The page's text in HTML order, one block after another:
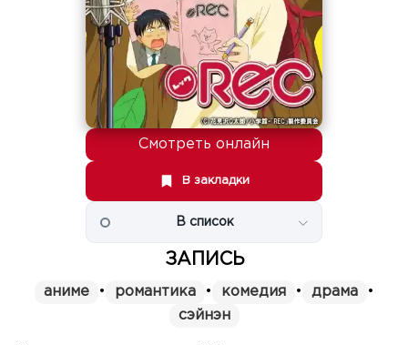
Смотреть онлайн
В закладки
В список
ЗАПИСЬ
аниме • романтика • комедия • драма
•
сэйнэн